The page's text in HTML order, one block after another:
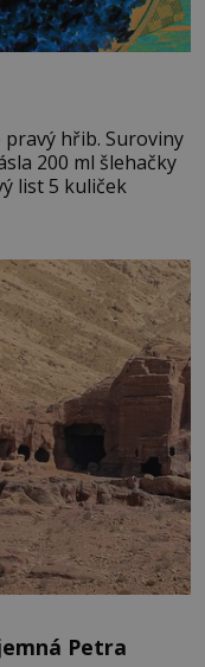
Suroviny
200 ml šlehačky
list 5 kuliček
Petra